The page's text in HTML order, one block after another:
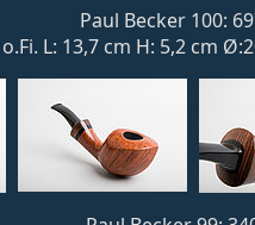
Paul Becker 100:
o.Fi. L: 13,7 cm H: 5,2 cm